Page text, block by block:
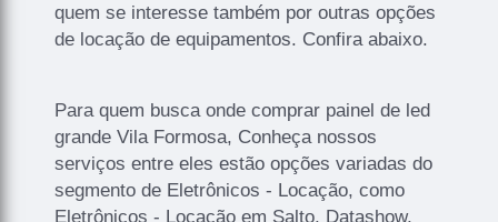
quem se interesse também por outras opções
de locação de equipamentos. Confira abaixo.
Para quem busca onde comprar painel de led
grande Vila Formosa, Conheça nossos
serviços entre eles estão opções variadas do
segmento de Eletrônicos - Locação, como
Eletrônicos - Locação em Salto, Datashow,